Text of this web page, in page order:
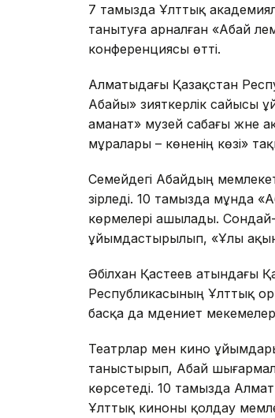
7 тамызда Ұлттық
танытуға арналған «Абай
конференциясы өтті.
Алматыдағы Қазақстан
Абайы» зияткерлік сайысы
аманат» музей сабағы және
мұралары – көненің көзі»
Семейдегі Абайдың
әзірледі. 10 тамызда мұнда
көрмелері ашылады. Сондай-
ұйымдастырылып, «Ұлы
Әбілхан Қастеев атындағы
Республикасының Ұлттық
басқа да мәдениет
Театрлар мен кино
таныстырып, Абай
көрсетеді. 10 тамызда
Ұлттық киноны қолдау